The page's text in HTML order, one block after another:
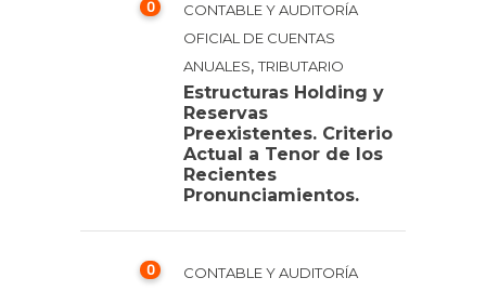
0
CONTABLE Y AUDITORÍA
OFICIAL DE CUENTAS
ANUALES,TRIBUTARIO
Estructuras Holding y
Reservas
Preexistentes. Criterio
Actual a Tenor de los
Recientes
Pronunciamientos.
0
CONTABLE Y AUDITORÍA